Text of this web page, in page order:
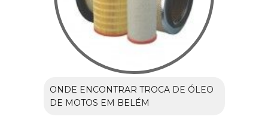
ONDE ENCONTRAR TROCA DE ÓLEO
DE MOTOS EM BELÉM